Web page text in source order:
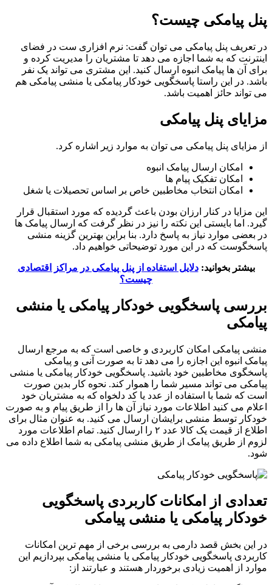
پنل پیامکی چیست؟
در تعریف پنل پیامکی می توان گفت: نرم افزاری ست در فضای
اینترنت که به شما اجازه می دهد تا مشتریان را مدیریت کرده و
برای آن ها پیامک انبوه ارسال کنید. این مشتری می تواند یک نفر
باشد. در این راستا پاسخگویی خودکار پیامکی یا منشی پیامکی هم
می تواند حائز اهمیت باشد.
مزایای پنل پیامکی
از مزایای پنل پیامکی می توان به موارد زیر اشاره کرد.
امکان ارسال پیامک انبوه
امکان تفکیک پیام ها
امکان انتخاب مخاطبین خاص بر اساس تحصیلات یا شغل
این مزایا در کنار ارزان بودن باعث گردیده که مورد استقبال قرار
گیرد. اما بایستی این نکته را نیز در نظر گرفت که ارسال پیامک ها
در بعضی موارد نیاز به پاسخ دارد. بنا براین بهترین گزینه منشی
پاسخگوست که در این مورد توضیحاتی خواهیم داد.
بیشتر بخوانید:دلایل استفاده از پنل پیامکی در مراکز اقتصادی
چیست؟
بررسی پاسخگویی خودکار پیامکی یا منشی
پیامکی
منشی پیامکی امکان کاربردی و خاصی است که به مرجع ارسال
پیامک انبوه این اجازه را می دهد تا به صورت آنی و پیامکی
پاسخگوی مخاطبین خود باشید. پاسخگویی خودکار پیامکی یا منشی
پیامکی می تواند مسیر شما را هموار کند. نحوه کار بدین صورت
است که شما با استفاده از عدد یا کد دلخواه که به مشتریان خود
اعلام می کنید اطلاعات مورد نیاز آن ها را از طریق پیام و به صورت
خودکار توسط منشی برایشان ارسال می کنید. به عنوان مثال برای
اطلاع از قیمت یک کالا عدد ۲ را ارسال کنید. تمام اطلاعات مورد
لزوم از طریق پیامک از طریق منشی پیامکی به شما اطلاع داده می
شود.
تعدادی از امکانات کاربردی پاسخگویی
خودکار پیامکی یا منشی پیامکی
در این بخش قصد دارمی به بررسی برخی از مهم ترین امکانات
کاربردی پاسخگویی خودکار پیامکی یا منشی پیامکی بپردازیم این
موارد از اهمیت زیادی برخوردار هستند و عبارتند از: